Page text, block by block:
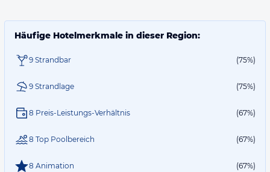
Häufige Hotelmerkmale in dieser Region:
9 Strandbar (75%)
9 Strandlage (75%)
8 Preis-Leistungs-Verhältnis (67%)
8 Top Poolbereich (67%)
8 Animation (67%)